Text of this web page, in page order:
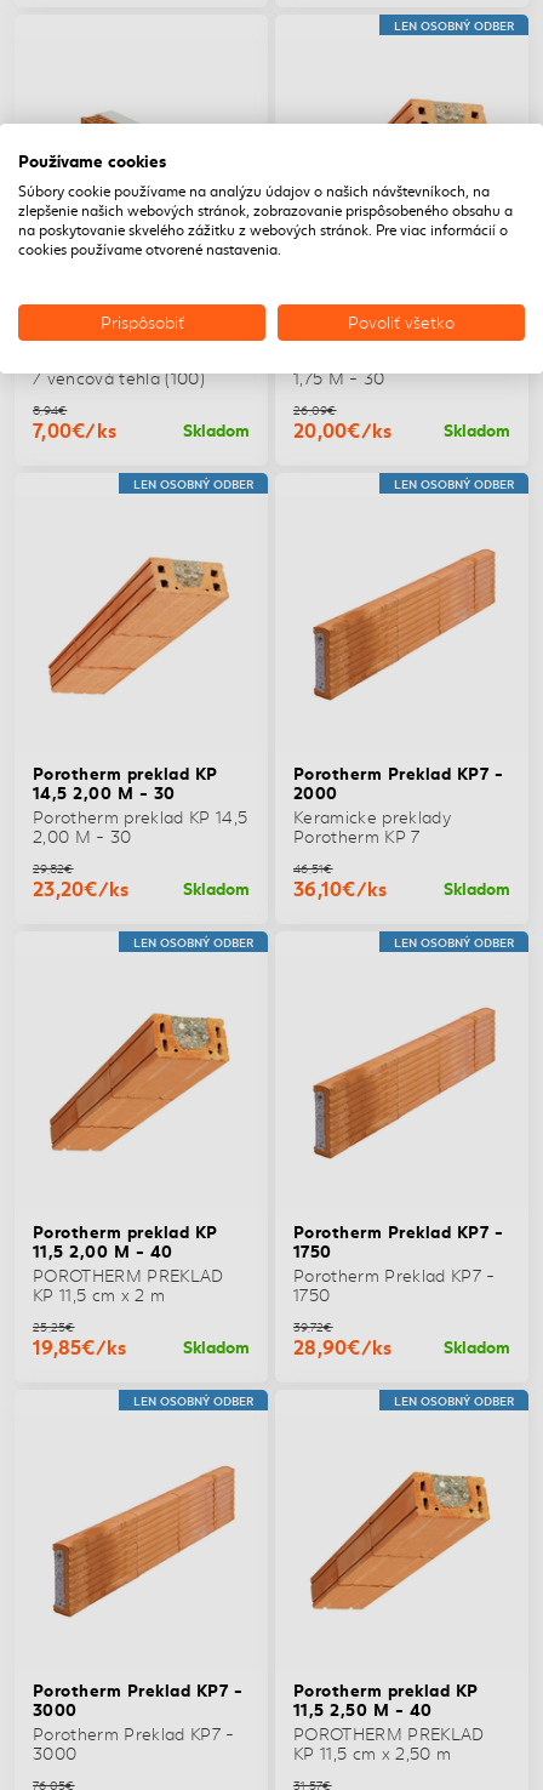
Porotherm VT 24,9 Profi
G / vencová tehla (100)
/ vencová tehla (100)
8,94€
7,00€/ks Skladom
LEN OSOBNÝ ODBER
Porotherm preklad KP
14,5 1,75 M - 30
1,75 M - 30
26,09€
20,00€/ks Skladom
LEN OSOBNÝ ODBER
Porotherm preklad KP
14,5 2,00 M - 30
Porotherm preklad KP 14,5
2,00 M - 30
29,82€
23,20€/ks Skladom
LEN OSOBNÝ ODBER
Porotherm Preklad KP7 -
2000
Keramicke preklady
Porotherm KP 7
46,51€
36,10€/ks Skladom
LEN OSOBNÝ ODBER
Porotherm preklad KP
11,5 2,00 M - 40
POROTHERM PREKLAD
KP 11,5 cm x 2 m
25,25€
19,85€/ks Skladom
LEN OSOBNÝ ODBER
Porotherm Preklad KP7 -
1750
Porotherm Preklad KP7 -
1750
39,72€
28,90€/ks Skladom
LEN OSOBNÝ ODBER
Porotherm Preklad KP7 -
3000
Porotherm Preklad KP7 -
3000
76,05€
LEN OSOBNÝ ODBER
Porotherm preklad KP
11,5 2,50 M - 40
POROTHERM PREKLAD
KP 11,5 cm x 2,50 m
31,57€
Používame cookies
Súbory cookie používame na analýzu údajov o našich návštevníkoch, na
zlepšenie našich webových stránok, zobrazovanie prispôsobeného obsahu a
na poskytovanie skvelého zážitku z webových stránok. Pre viac informácií o
cookies používame otvorené nastavenia.
Prispôsobiť Povoliť všetko